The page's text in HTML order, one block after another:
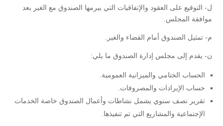
ل- التوقيع على العقود والإتفاقيات التي يبرمها الصندوق مع الغير بعد
موافقة المجلس.
م- تمثيل الصندوق أمام القضاء والغير.
ن- يقدم إلى مجلس إدارة الصندوق ما يلي:
الحساب الختامي والميزانية العمومية.
حساب الإيرادات والمصروفات.
تقرير نصف سنوي يشمل نشاطات وأعمال الصندوق خاصة الخدمات
الإجتماعية والمشاريع التي تم تنفيذها.